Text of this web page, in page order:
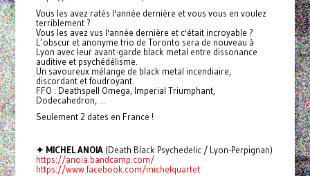
Vous les avez ratés l'année dernière et vous vous en voulez
terriblement ?
Vous les avez vus l'année dernière et c'était incroyable ?
L’obscur et anonyme trio de Toronto sera de nouveau à
Lyon avec leur avant-garde black metal entre dissonance
auditive et psychédélisme.
Un savoureux mélange de black metal incendiaire,
discordant et foudroyant.
FFO : Deathspell Omega, Imperial Triumphant,
Dodecahedron, ...
Seulement 2 dates en France !
✦ MICHEL ANOIA(Death Black Psychedelic / Lyon-Perpignan)
https://anoia.bandcamp.com/
https://www.facebook.com/michelquartet